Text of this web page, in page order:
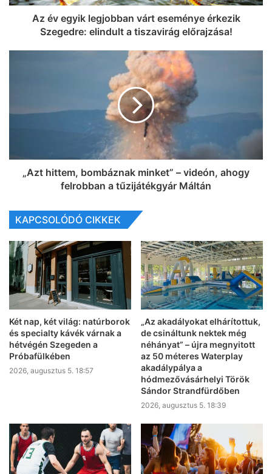
Az év egyik legjobban várt eseménye érkezik
Szegedre: elindult a tiszavirág előrajzása!
„Azt hittem, bombáznak minket” – videón, ahogy
felrobban a tűzijátékgyár Máltán
KAPCSOLÓDÓ CIKKEK
Két nap, két világ: natúrborok
és specialty kávék várnak a
hétvégén Szegeden a
Próbafülkében
2026, augusztus 5. 18:57
„Az akadályokat elhárítottuk,
de csináltunk nektek még
néhányat” – újra megnyitott
az 50 méteres Waterplay
akadálypálya a
hódmezővásárhelyi Török
Sándor Strandfürdőben
2026, augusztus 5. 18:39